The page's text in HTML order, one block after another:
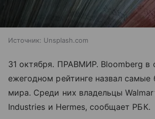
Источник: Unsplash.com
31 октября. ПРАВМИР. Bloomberg в
ежегодном рейтинге назвал самые
мира. Среди них владельцы
Industries и Hermes, сообщает РБК.